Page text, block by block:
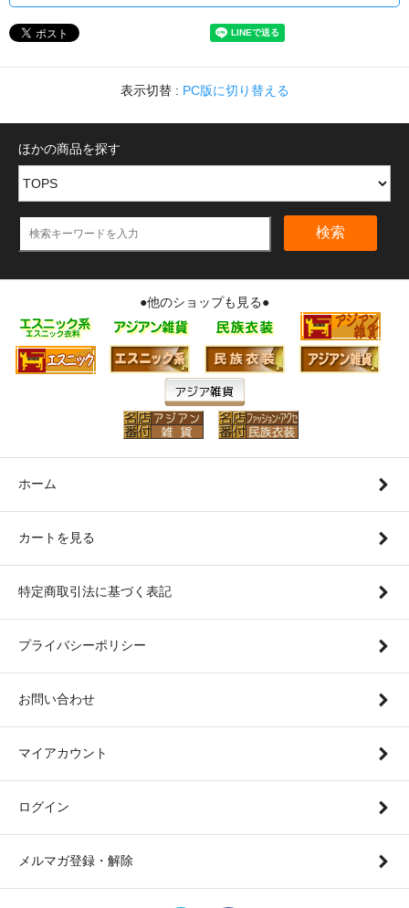
表示切替 : PC版に切り替える
ほかの商品を探す
検索
●他のショップも見る●
ホーム
カートを見る
特定商取引法に基づく表記
プライバシーポリシー
お問い合わせ
マイアカウント
ログイン
メルマガ登録・解除